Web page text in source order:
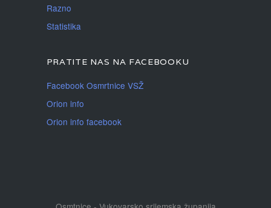
Razno
Statistika
PRATITE NAS NA FACEBOOKU
Facebook Osmrtnice VSŽ
Orion info
Orion info facebook